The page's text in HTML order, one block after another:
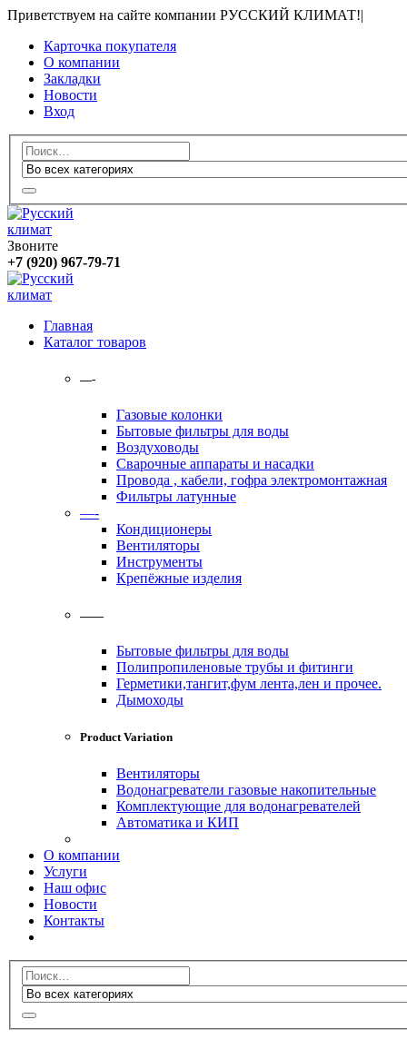
Приветствуем на сайте компании РУССКИЙ КЛИМАТ!|
Карточка покупателя
О компании
Закладки
Новости
Вход
Звоните
+7 (920) 967-79-71
Главная
Каталог товаров
—-
Газовые колонки
Бытовые фильтры для воды
Воздуховоды
Сварочные аппараты и насадки
Провода , кабели, гофра электромонтажная
Фильтры латунные
—-
Кондиционеры
Вентиляторы
Инструменты
Крепёжные изделия
——
Бытовые фильтры для воды
Полипропиленовые трубы и фитинги
Герметики,тангит,фум лента,лен и прочее.
Дымоходы
Product Variation
Вентиляторы
Водонагреватели газовые накопительные
Комплектующие для водонагревателей
Автоматика и КИП
О компании
Услуги
Наш офис
Новости
Контакты